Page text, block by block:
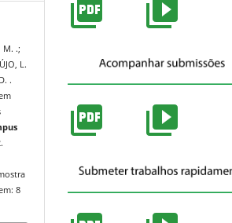
M. .;
L.
.
8